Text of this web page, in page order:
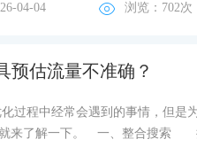
04-04 浏览：702次
预估流量不准确？
过程中经常会遇到的事情，但是
就来了解一下。 一、整合搜索